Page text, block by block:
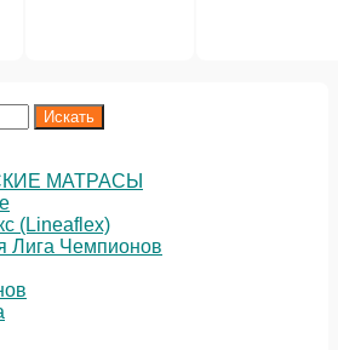
МАТРАСЫ
(Lineaflex)
Лига Чемпионов